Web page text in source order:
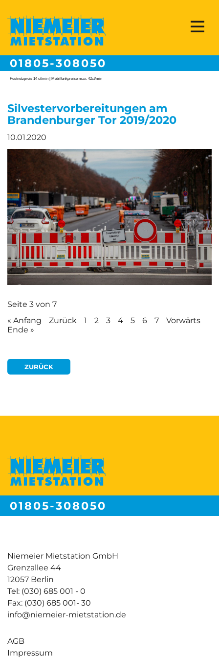
01805-308050
Festnetzpreis 14 ct/min | Mobilfunkpreise max. 42ct/min
Silvestervorbereitungen am
Brandenburger Tor 2019/2020
10.01.2020
Seite 3 von 7
« Anfang
Zurück 1 2 3 4 5 6 7
Vorwärts
Ende »
ZURÜCK
01805-308050
Niemeier Mietstation GmbH
Grenzallee 44
12057 Berlin
Tel: (030) 685 001 - 0
Fax: (030) 685 001- 30
info@niemeier-mietstation.de
AGB
Impressum